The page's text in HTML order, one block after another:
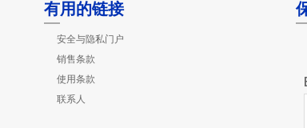
有用的链接
安全与隐私门户
销售条款
使用条款
联系人